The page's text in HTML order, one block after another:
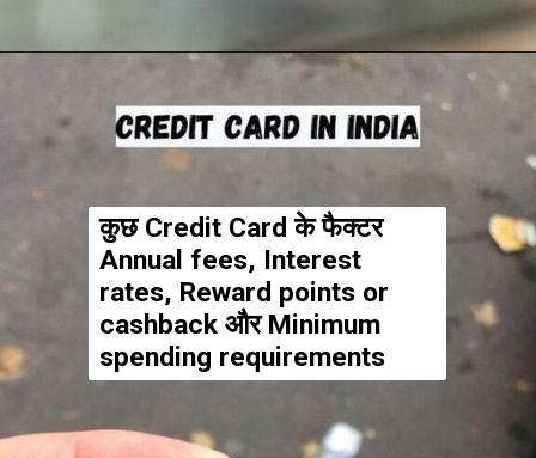
कुछ Credit Card के फैक्टर
Annual fees, Interest
rates, Reward points or
cashback और Minimum
spending requirements